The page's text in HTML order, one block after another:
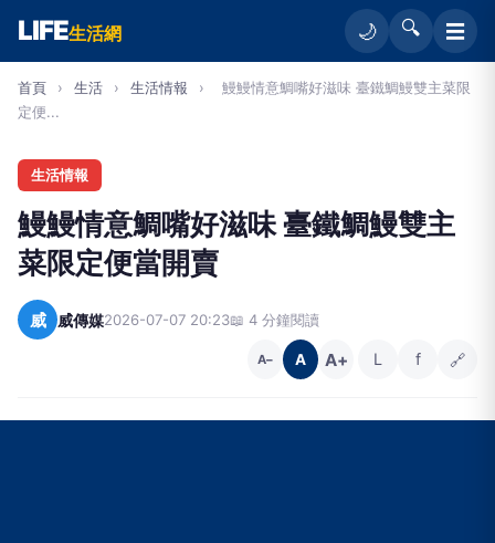
LIFE生活網 🌙 🔍 ☰
首頁 › 生活 › 生活情報 ›
鰻鰻情意鯛嘴好滋味 臺鐵鯛鰻雙主菜限
定便...
生活情報
鰻鰻情意鯛嘴好滋味 臺鐵鯛鰻雙主
菜限定便當開賣
威 威傳媒2026-07-07 20:23📖 4 分鐘閱讀
A− A A+ L f 🔗